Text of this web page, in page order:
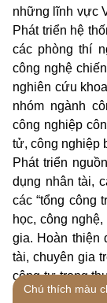
những lĩnh vực
Phát triển hệ
các phòng thí
công nghệ
nghiên cứu
nhóm ngành
công nghiệp
tử, công nghiệp
Phát triển
dụng nhân tài,
các “tổng công
học, công
gia. Hoàn thiện
tài, chuyên gia
công tư trong
khoa học,
Chú thích màu